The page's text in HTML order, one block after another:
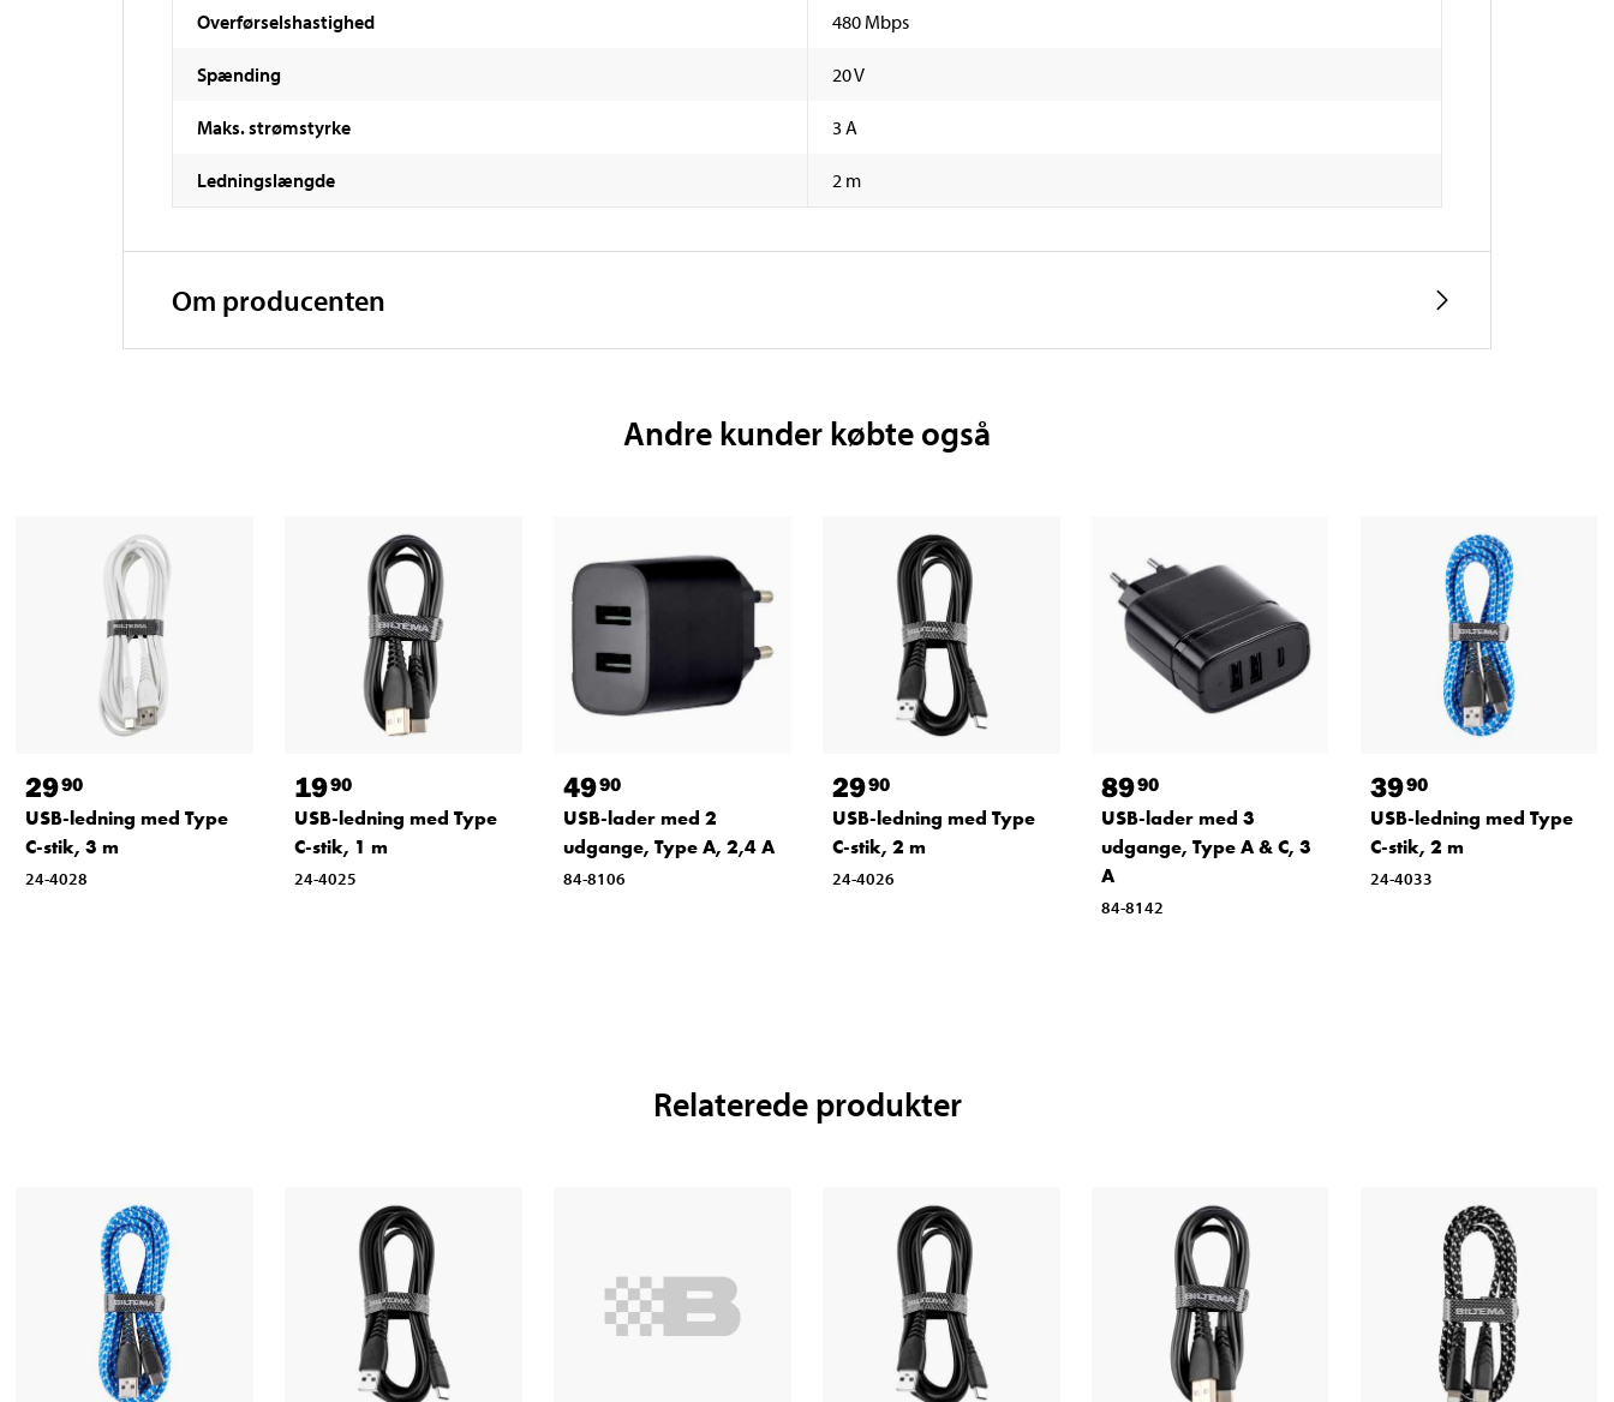
Overførselshastighed 480 Mbps
Spænding 20 V
Maks. strømstyrke 3 A
Ledningslængde 2 m
Om producenten
Andre kunder købte også
2990
USB-ledning med Type
C-stik, 3 m
24-4028
1990
USB-ledning med Type
C-stik, 1 m
24-4025
4990
USB-lader med 2
udgange, Type A, 2,4 A
84-8106
2990
USB-ledning med Type
C-stik, 2 m
24-4026
8990
USB-lader med 3
udgange, Type A & C, 3
A
84-8142
3990
USB-ledning med Type
C-stik, 2 m
24-4033
Relaterede produkter